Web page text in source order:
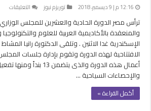
12:16 م | 9 ديسمبر، 2018 توريزم نيوز التعليقات
ترأس
ترأس مصر الدورة الحادية والعشرين للمجلس
والمنعقدة بالأكاديمية العربية للعلوم
الإسكندرية غدا الاثنين . وتلقى الدكتورة رانيا
الافتتاحية لهذه الدورة وتقوم بإدارة جلسات
أعمال هذه الدورة والذى
والإحصاءات السياحية …
أكمل القراءة »